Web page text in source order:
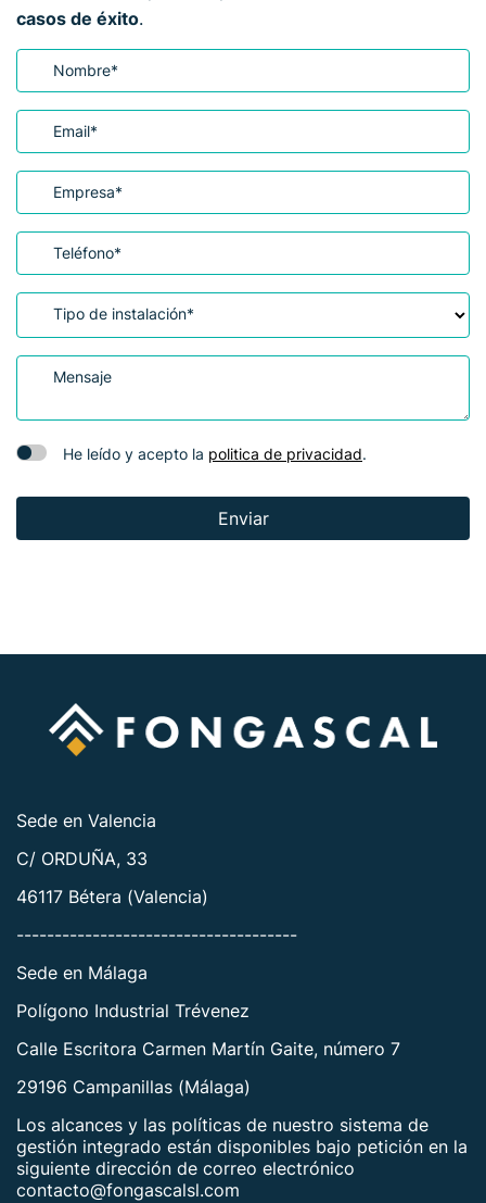
casos de éxito.
Nombre*
Email*
Empresa*
Teléfono*
Tipo de instalación*
Mensaje
He leído y acepto la politica de privacidad.
Enviar
Sede en Valencia
C/ ORDUÑA, 33
46117 Bétera (Valencia)
-------------------------------------
Sede en Málaga
Polígono Industrial Trévenez
Calle Escritora Carmen Martín Gaite, número 7
29196 Campanillas (Málaga)
Los alcances y las políticas de nuestro sistema de
gestión integrado están disponibles bajo petición en la
siguiente dirección de correo electrónico
contacto@fongascalsl.com